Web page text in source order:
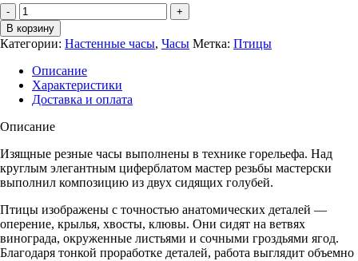
Количество
Часы
резные
ГОЛУБИ
С
ВИНОГРАДОМ,
высокое
В корзину
Категории: Настенные часы, Часы Метка: Птицы
Описание
Характеристики
Доставка и оплата
Описание
Изящные резные часы выполнены в технике горельефа. Над
круглым элегантным циферблатом мастер резьбы мастерски
выполнил композицию из двух сидящих голубей.
Птицы изображены с точностью анатомических деталей —
оперение, крылья, хвосты, клювы. Они сидят на ветвях
винограда, окруженные листьями и сочными гроздьями ягод.
Благодаря тонкой проработке деталей, работа выглядит объемно